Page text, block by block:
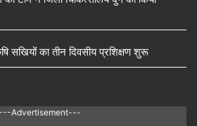
सखियों का तीन दिवसीय प्रशिक्षण शुरू
---Advertisement---